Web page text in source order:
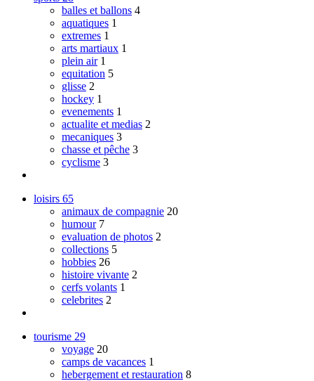
balles et ballons 4
aquatiques 1
extremes 1
arts martiaux 1
plein air 1
equitation 5
glisse 2
hockey 1
evenements 1
actualite et medias 2
mecaniques 3
chasse et pêche 3
cyclisme 3
loisirs 65
animaux de compagnie 20
humour 7
evaluation de photos 2
collections 5
hobbies 26
histoire vivante 2
cerfs volants 1
celebrites 2
tourisme 29
voyage 20
camps de vacances 1
hebergement et restauration 8